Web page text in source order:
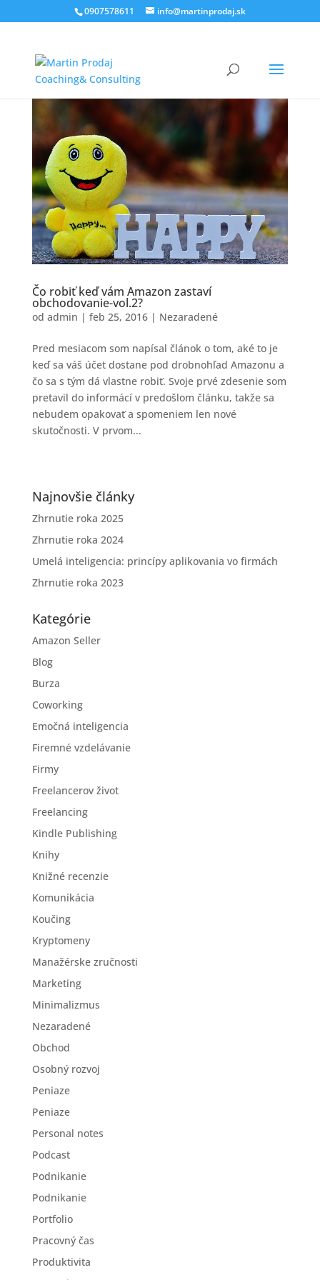
0907578611 info@martinprodaj.sk
Čo robiť keď vám Amazon zastaví
obchodovanie-vol.2?
od admin | feb 25, 2016| Nezaradené
Pred mesiacom som napísal článok o tom, aké to je
keď sa váš účet dostane pod drobnohľad Amazonu a
čo sa s tým dá vlastne robiť. Svoje prvé zdesenie som
pretavil do informácí v predošlom článku, takže sa
nebudem opakovať a spomeniem len nové
skutočnosti. V prvom...
Najnovšie články
Zhrnutie roka 2025
Zhrnutie roka 2024
Umelá inteligencia: princípy aplikovania vo firmách
Zhrnutie roka 2023
Kategórie
Amazon Seller
Blog
Burza
Coworking
Emočná inteligencia
Firemné vzdelávanie
Firmy
Freelancerov život
Freelancing
Kindle Publishing
Knihy
Knižné recenzie
Komunikácia
Koučing
Kryptomeny
Manažérske zručnosti
Marketing
Minimalizmus
Nezaradené
Obchod
Osobný rozvoj
Peniaze
Peniaze
Personal notes
Podcast
Podnikanie
Podnikanie
Portfolio
Pracovný čas
Produktivita